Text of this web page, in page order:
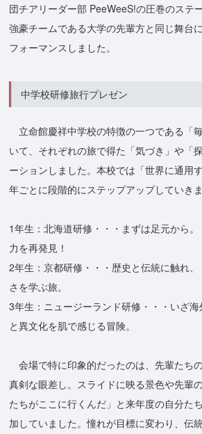
団チアリーダー部 PeeWeeS!の圧巻のステ
強豪チームである大学の先輩方と同じ舞台
フォーマンスしました。
中学校研修旅行プレゼン
立命館慶祥中学校の特徴の一つである「
いて、それぞれの旅で得た「気づき」や「
ーションしました。本校では「世界に通用
年ごとに段階的にステップアップしていきま
1年生：北海道研修・・・まずは足元から
力を再発見！
2年生：京都研修・・・歴史と伝統に触れ
さを学ぶ旅。
3年生：ニュージーランド研修・・・いざ
と異文化を肌で感じる冒険。
会場で特に印象的だったのは、先輩たち
真剣な眼差し。スライドに映る景色や先輩
たちがここに行くんだ」と来年度の自分た
加していました。憧れが目標に変わり、伝